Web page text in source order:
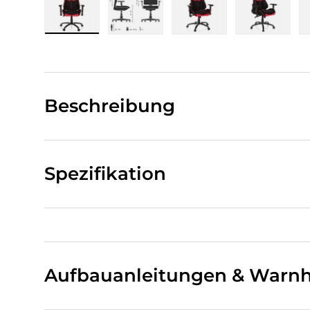
Beschreibung
Spezifikation
Aufbauanleitungen &